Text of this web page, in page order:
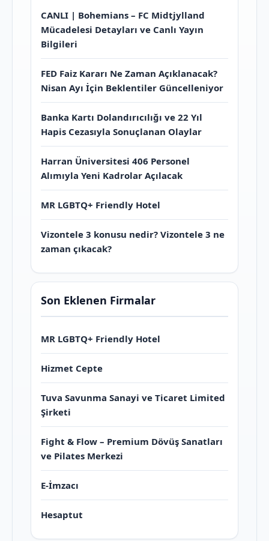
CANLI | Bohemians – FC Midtjylland
Mücadelesi Detayları ve Canlı Yayın
Bilgileri
FED Faiz Kararı Ne Zaman Açıklanacak?
Nisan Ayı İçin Beklentiler Güncelleniyor
Banka Kartı Dolandırıcılığı ve 22 Yıl
Hapis Cezasıyla Sonuçlanan Olaylar
Harran Üniversitesi 406 Personel
Alımıyla Yeni Kadrolar Açılacak
MR LGBTQ+ Friendly Hotel
Vizontele 3 konusu nedir? Vizontele 3 ne
zaman çıkacak?
Son Eklenen Firmalar
MR LGBTQ+ Friendly Hotel
Hizmet Cepte
Tuva Savunma Sanayi ve Ticaret Limited
Şirketi
Fight & Flow – Premium Dövüş Sanatları
ve Pilates Merkezi
E-İmzacı
Hesaptut